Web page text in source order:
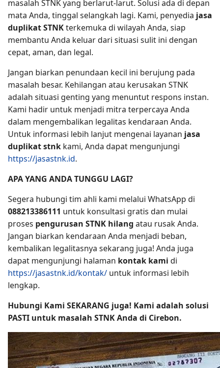
masalah STNK yang berlarut-larut. Solusi ada di depan
mata Anda, tinggal selangkah lagi. Kami, penyedia jasa
duplikat STNKterkemuka di wilayah Anda, siap
membantu Anda keluar dari situasi sulit ini dengan
cepat, aman, dan legal.
Jangan biarkan penundaan kecil ini berujung pada
masalah besar. Kehilangan atau kerusakan STNK
adalah situasi genting yang menuntut respons instan.
Kami hadir untuk menjadi mitra terpercaya Anda
dalam mengembalikan legalitas kendaraan Anda.
Untuk informasi lebih lanjut mengenai layanan jasa
duplikat stnk kami, Anda dapat mengunjungi
https://jasastnk.id.
APA YANG ANDA TUNGGU LAGI?
Segera hubungi tim ahli kami melalui WhatsApp di
088213386111 untuk konsultasi gratis dan mulai
proses pengurusan STNK hilang atau rusak Anda.
Jangan biarkan kendaraan Anda menjadi beban,
kembalikan legalitasnya sekarang juga! Anda juga
dapat mengunjungi halaman kontak kami di
https://jasastnk.id/kontak/ untuk informasi lebih
lengkap.
Hubungi Kami SEKARANG juga! Kami adalah solusi
PASTI untuk masalah STNK Anda di Cirebon.